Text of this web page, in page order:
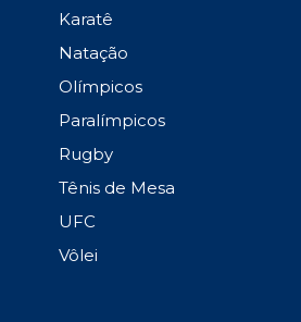
Karatê
Natação
Olímpicos
Paralímpicos
Rugby
Tênis de Mesa
UFC
Vôlei